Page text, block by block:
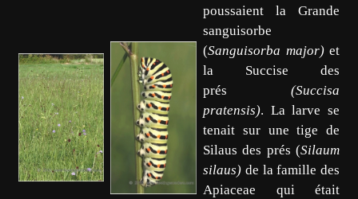
poussaient la Grande
sanguisorbe
(Sanguisorba major) et
la Succise des
prés (Succisa
pratensis). La larve se
tenait sur une tige de
Silaus des prés (Silaum
silaus) de la famille des
Apiaceae qui était